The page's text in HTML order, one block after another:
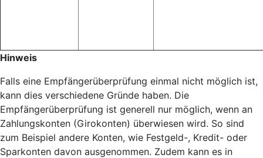
Hinweis
Falls eine Empfängerüberprüfung einmal nicht möglich ist,
kann dies verschiedene Gründe haben. Die
Empfängerüberprüfung ist generell nur möglich, wenn an
Zahlungskonten (Girokonten) überwiesen wird. So sind
zum Beispiel andere Konten, wie Festgeld-, Kredit- oder
Sparkonten davon ausgenommen. Zudem kann es in